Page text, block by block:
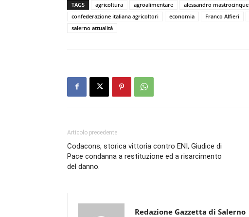
TAGS agricoltura agroalimentare alessandro mastrocinque
confederazione italiana agricoltori
economia Franco Alfieri
salerno attualità
Articolo precedente
Codacons, storica vittoria contro ENI, Giudice di
Pace condanna a restituzione ed a risarcimento
del danno.
Redazione Gazzetta di Salerno